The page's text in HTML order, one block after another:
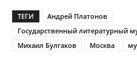
ТЕГИ
Андрей Платонов
Государственный литературный
Михаил Булгаков
Москва